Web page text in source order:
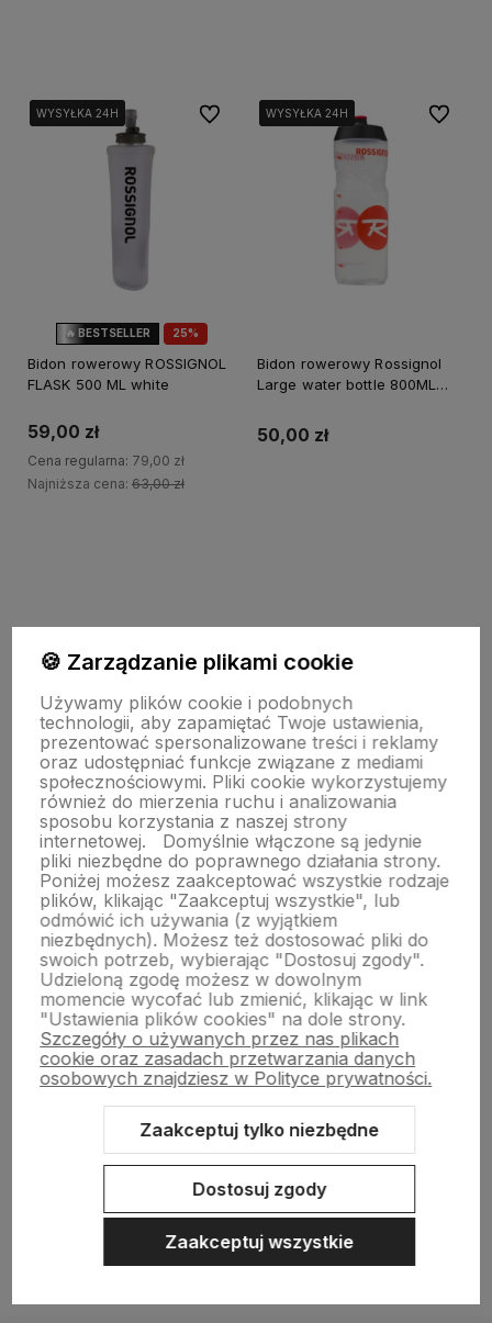
25%
🔥 BESTSELLER
WYSYŁKA 24H
WYSYŁKA 24H
WYSYŁKA 24H
Bidon rowerowy ROSSIGNOL
FLASK 500 ML white
59,00 zł
Cena regularna: 79,00 zł
Najniższa cena: 63,00 zł
Do ulubionychWYSYŁKA 24H
WYSYŁKA 24H
WYSYŁKA 24H
Bidon rowerowy Rossignol
Large water bottle 800ML
50,00 zł
Do
O nas
Pomoc
Obsługa klienta
Moje konto
Sklep internetowy Shoper.pl Szablon Shoper Modern 3.0™
🍪 Zarządzanie plikami cookie
Używamy plików cookie i podobnych
technologii, aby zapamiętać Twoje ustawienia,
prezentować spersonalizowane treści i reklamy
oraz udostępniać funkcje związane z mediami
społecznościowymi. Pliki cookie wykorzystujemy
również do mierzenia ruchu i analizowania
sposobu korzystania z naszej strony
internetowej.
Domyślnie włączone są jedynie
pliki niezbędne do poprawnego działania strony.
Poniżej możesz zaakceptować wszystkie rodzaje
plików, klikając "Zaakceptuj wszystkie", lub
odmówić ich używania (z wyjątkiem
niezbędnych). Możesz też dostosować pliki do
swoich potrzeb, wybierając "Dostosuj zgody".
Udzieloną zgodę możesz w dowolnym
momencie wycofać lub zmienić, klikając w link
"Ustawienia plików cookies" na dole strony.
Szczegóły o używanych przez nas plikach
cookie oraz zasadach przetwarzania danych
osobowych znajdziesz w Polityce prywatności.
Zaakceptuj tylko niezbędne
Dostosuj zgody
Zaakceptuj wszystkie